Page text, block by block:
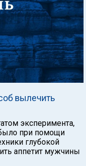
вылечить
эксперимента,
при помощи
глубокой
аппетит мужчины